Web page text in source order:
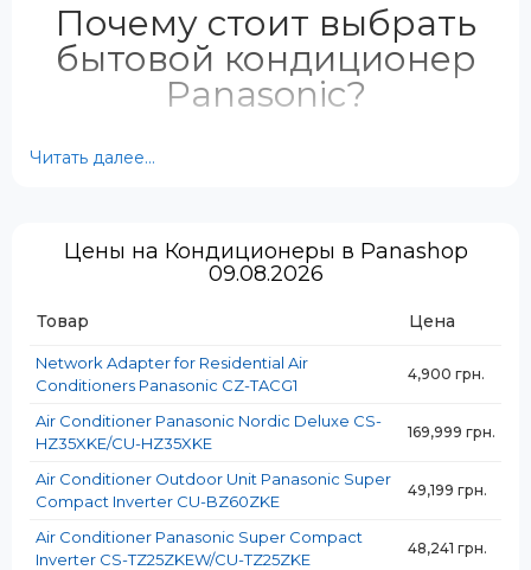
Почему стоит выбрать
бытовой кондиционер
Panasonic?
Читать далее...
Цены на Кондиционеры в Panashop
09.08.2026
Товар Цена
Network Adapter for Residential Air
Conditioners Panasonic CZ-TACG1
4,900 грн.
Air Conditioner Panasonic Nordic Deluxe CS-
HZ35XKE/CU-HZ35XKE
169,999 грн.
Air Conditioner Outdoor Unit Panasonic Super
Compact Inverter CU-BZ60ZKE
49,199 грн.
Air Conditioner Panasonic Super Compact
Inverter CS-TZ25ZKEW/CU-TZ25ZKE
48,241 грн.